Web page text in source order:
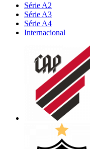
Série A2
Série A3
Série A4
Internacional